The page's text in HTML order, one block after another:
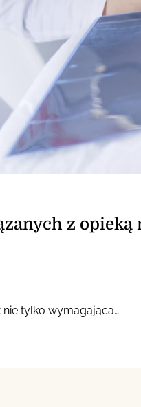
z opieką
tylko wymagająca…